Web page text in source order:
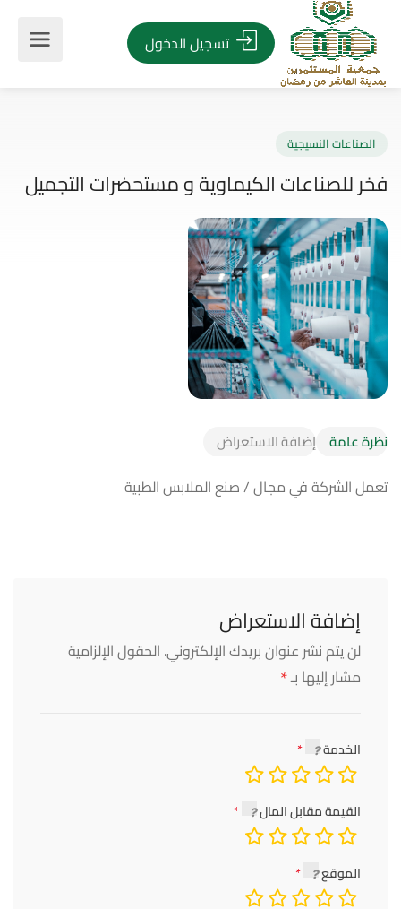
تسجيل الدخول
للصناعات الكيماوية و مستحضرات التجميل
نظرة عامة إضافة الاستعراض
تعمل الشركة في مجال / صنع الملابس الطبية
إضافة الاستعراض
لن يتم نشر عنوان بريدك الإلكتروني. الحقول الإلزامية
مشار إليها بـ*
الخدمة
القيمة مقابل المال
الموقع